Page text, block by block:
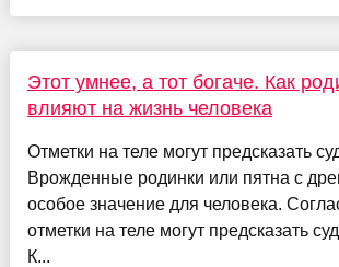
Этот умнее, а тот богаче. Как
влияют на жизнь человека
Отметки на теле могут предсказать
Врожденные родинки или пятна с
особое значение для человека.
отметки на теле могут предсказать
К...